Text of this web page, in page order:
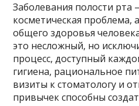
Заболевания полости рта
косметическая проблема,
общего здоровья
это несложный, но
процесс, доступный
гигиена, рациональное
визиты к стоматологу и
привычек способны